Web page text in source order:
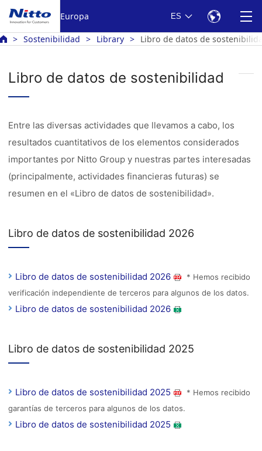
Europa ES
Sostenibilidad Library Libro de datos de
Libro de datos de sostenibilidad
Entre las diversas actividades que llevamos a cabo, los
resultados cuantitativos de los elementos considerados
importantes por Nitto Group y nuestras partes interesadas
(principalmente, actividades financieras futuras) se
resumen en el «Libro de datos de sostenibilidad».
Libro de datos de sostenibilidad 2026
Libro de datos de sostenibilidad 2026
* Hemos recibido
verificación independiente de terceros para algunos de los datos.
Libro de datos de sostenibilidad 2026
Libro de datos de sostenibilidad 2025
Libro de datos de sostenibilidad 2025
* Hemos recibido
garantías de terceros para algunos de los datos.
Libro de datos de sostenibilidad 2025